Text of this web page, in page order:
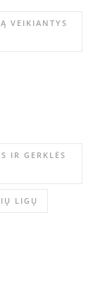
VEIKIANTYS
IR GERKLĖS
LIGŲ